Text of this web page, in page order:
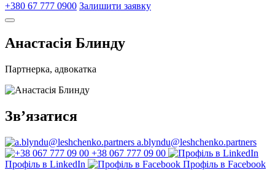
+380 67 777 0900 Залишити заявку
Анастасія Блинду
Партнерка, адвокатка
Зв’язатися
a.blyndu@leshchenko.partners
+38 067 777 09 00
Профіль в LinkedIn
Профіль в Facebook